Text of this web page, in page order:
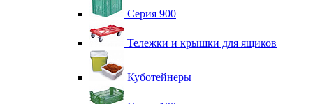
Серия 900
Тележки и крышки для ящиков
Куботейнеры